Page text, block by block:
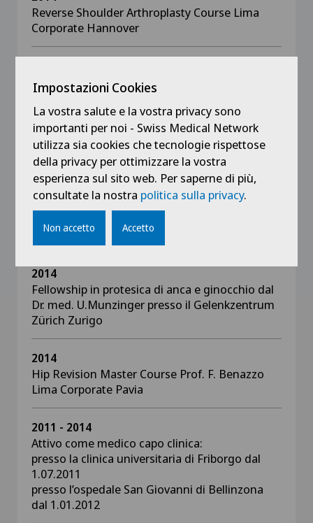
Reverse Shoulder Arthroplasty Course Lima
Corporate Hannover
Contemporary Challenges in Shoulder Surgery
Lima Corporate Milano
2014
Corso artroscopia di spalla DePuy Synthes
Institute Basilea
2014
Bellinzona
2014
Fellowship in protesica di anca e ginocchio dal
Dr. med. U.Munzinger presso il Gelenkzentrum
Zürich Zurigo
2014
Hip Revision Master Course Prof. F. Benazzo
Lima Corporate Pavia
2011 - 2014
Attivo come medico capo clinica:
presso la clinica universitaria di Friborgo dal
1.07.2011
presso l’ospedale San Giovanni di Bellinzona
dal 1.01.2012
Impostazioni Cookies
La vostra salute e la vostra privacy sono
importanti per noi - Swiss Medical Network
utilizza sia cookies che tecnologie rispettose
della privacy per ottimizzare la vostra
esperienza sul sito web. Per saperne di più,
consultate la nostra politica sulla privacy.
Non accetto Accetto